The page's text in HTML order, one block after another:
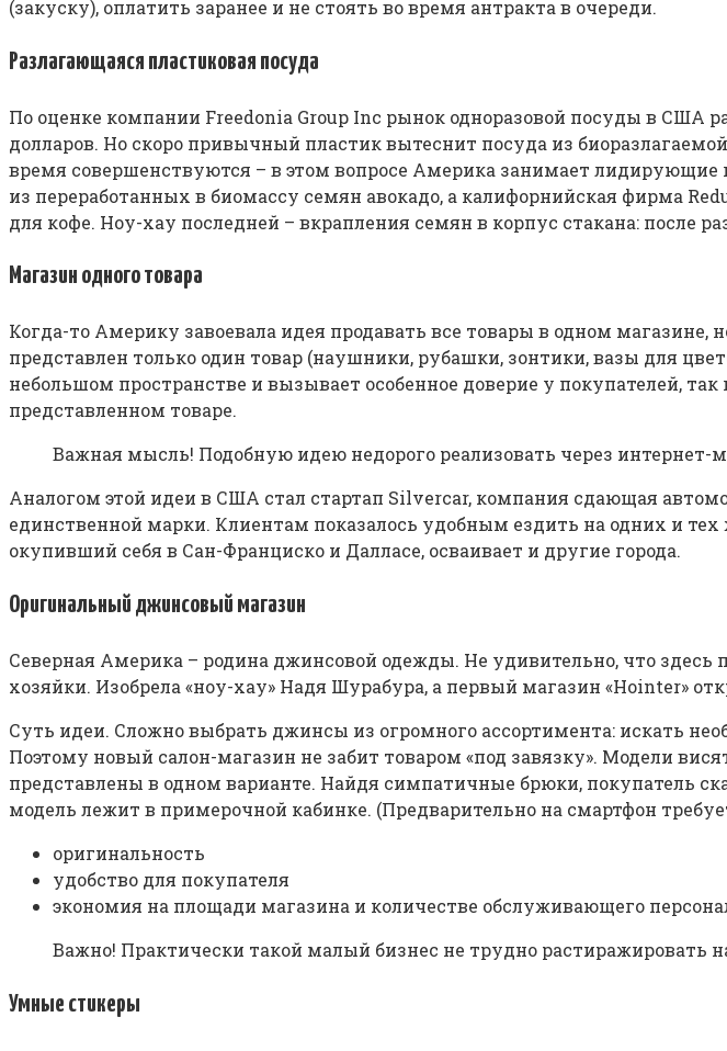
(закуску), оплатить заранее и не стоять во время антракта в очереди.
Разлагающаяся пластиковая посуда
По оценке компании Freedonia Group Inc рынок одноразовой посуды в США
долларов. Но скоро привычный пластик вытеснит посуда из
время совершенствуются – в этом вопросе Америка занимает
из переработанных в биомассу семян авокадо, а калифорнийская фирма
для кофе. Ноу-хау последней – вкрапления семян в корпус стакана: после
Магазин одного товара
Когда-то Америку завоевала идея продавать все товары в одном
представлен только один товар (наушники, рубашки, зонтики, вазы для
небольшом пространстве и вызывает особенное доверие у покупателей,
представленном товаре.
Важная мысль! Подобную идею недорого реализовать через интернет-
Аналогом этой идеи в США стал стартап Silvercar, компания сдающая
единственной марки. Клиентам показалось удобным ездить на одних и
окупивший себя в Сан-Франциско и Далласе, осваивает и другие города.
Оригинальный джинсовый магазин
Северная Америка – родина джинсовой одежды. Не удивительно, что
хозяйки. Изобрела «ноу-хау» Надя Шурабура, а первый магазин «Hointer»
Суть идеи. Сложно выбрать джинсы из огромного ассортимента: искать
Поэтому новый салон-магазин не забит товаром «под завязку». Модели
представлены в одном варианте. Найдя симпатичные брюки, покупатель
модель лежит в примерочной кабинке. (Предварительно на смартфон
оригинальность
удобство для покупателя
экономия на площади магазина и количестве обслуживающего
Важно! Практически такой малый бизнес не трудно растиражировать
Умные стикеры